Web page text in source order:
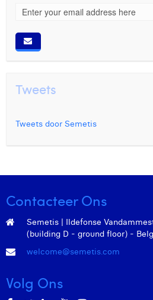
Tweets
Tweets door Semetis
Contacteer Ons
Semetis | Ildefonse
(building D - ground floor) -
welcome@semetis.com
Volg Ons